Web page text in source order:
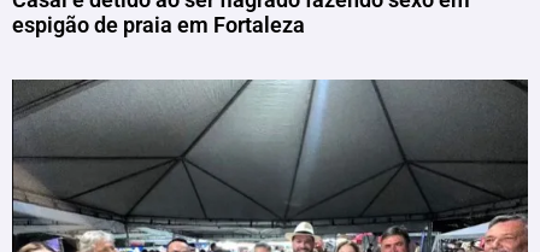
espigão de praia em Fortaleza